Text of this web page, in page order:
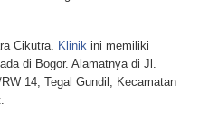
Cikutra. Klinik ini memiliki
di Bogor. Alamatnya di Jl.
14, Tegal Gundil, Kecamatan